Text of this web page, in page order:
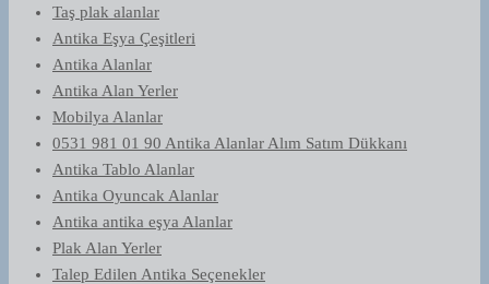
Taş plak alanlar
Antika Eşya Çeşitleri
Antika Alanlar
Antika Alan Yerler
Mobilya Alanlar
0531 981 01 90 Antika Alanlar Alım Satım Dükkanı
Antika Tablo Alanlar
Antika Oyuncak Alanlar
Antika antika eşya Alanlar
Plak Alan Yerler
Talep Edilen Antika Seçenekler